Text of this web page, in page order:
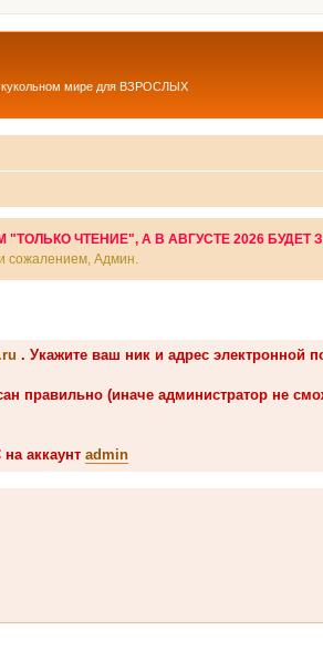
кукольном мире для ВЗРОСЛЫХ
ЧТЕНИЕ", А В АВГУСТЕ 2026 БУДЕТ
сожалением, Админ.
. Укажите ваш ник и адрес электронной
правильно (иначе администратор не
аккаунт admin